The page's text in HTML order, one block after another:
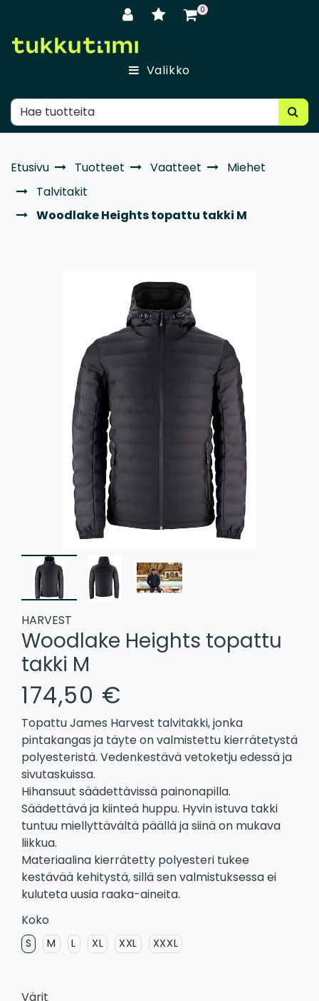
0
Valikko
Etusivu Tuotteet Vaatteet
Miehet
Talvitakit
Woodlake Heights topattu takki M
HARVEST
Woodlake Heights topattu
takki M
174,50 €
Topattu James Harvest talvitakki, jonka
pintakangas ja täyte on valmistettu kierrätetystä
polyesteristä. Vedenkestävä vetoketju edessä ja
sivutaskuissa.
Hihansuut säädettävissä painonapilla.
Säädettävä ja kiinteä huppu. Hyvin istuva takki
tuntuu miellyttävältä päällä ja siinä on mukava
liikkua.
Materiaalina kierrätetty polyesteri tukee
kestävää kehitystä, sillä sen valmistuksessa ei
kuluteta uusia raaka-aineita.
Koko
S M L XL XXL XXXL
Värit